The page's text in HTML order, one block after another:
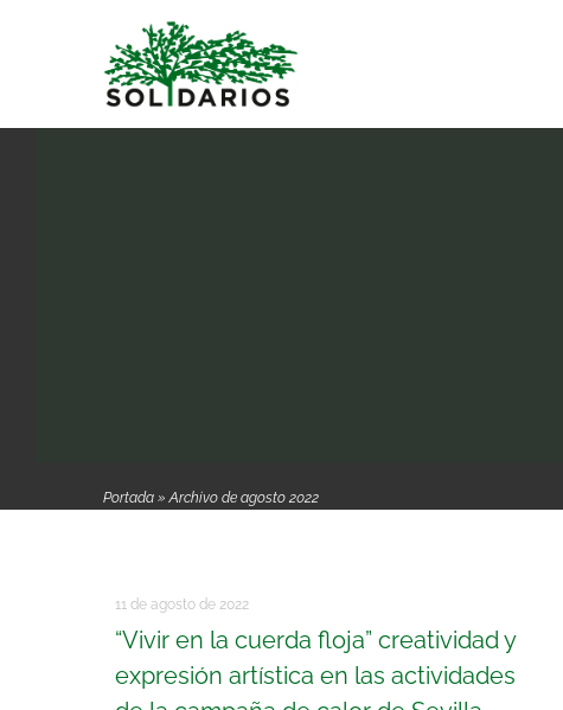
Portada»Archivo de agosto 2022
11 de agosto de 2022
“Vivir en la cuerda floja” creatividad y
expresión artística en las actividades